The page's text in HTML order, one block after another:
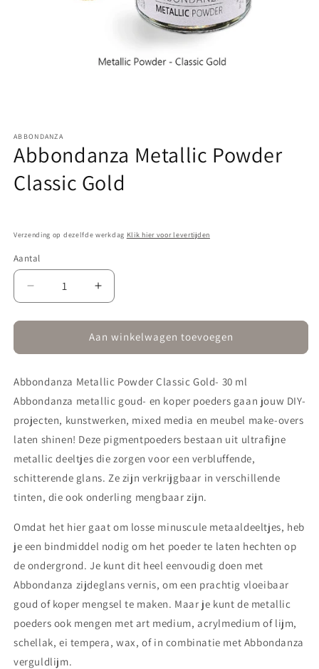
openen
in
modaal
ABBONDANZA
Abbondanza Metallic Powder
Classic Gold
Verzending op dezelfde werkdag Klik hier voor levertijden
Aantal
Aantal
verlagen
voor
Abbondanza
Metallic
Classic
Gold
Aantal
verhogen
voor
Abbondanza
Metallic
Classic
Gold
Aan winkelwagen toevoegen
Abbondanza Metallic Powder Classic Gold- 30 ml
Abbondanza metallic goud- en koper poeders gaan jouw DIY-
projecten, kunstwerken, mixed media en meubel make-overs
laten shinen! Deze pigmentpoeders bestaan uit ultrafijne
metallic deeltjes die zorgen voor een verbluffende,
schitterende glans. Ze zijn verkrijgbaar in verschillende
tinten, die ook onderling mengbaar zijn.
Omdat het hier gaat om losse minuscule metaaldeeltjes, heb
je een bindmiddel nodig om het poeder te laten hechten op
de ondergrond. Je kunt dit heel eenvoudig doen met
Abbondanza zijdeglans vernis, om een prachtig vloeibaar
goud of koper mengsel te maken. Maar je kunt de metallic
poeders ook mengen met art medium, acrylmedium of lijm,
schellak, ei tempera, wax, of in combinatie met Abbondanza
verguldlijm.